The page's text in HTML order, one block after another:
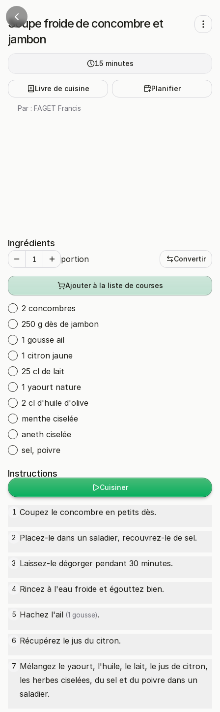
Soupe froide de concombre et
jambon
15 minutes
Livre de cuisine Planifier
Par : FAGET Francis
Ingrédients
portion Convertir
Ajouter à la liste de courses
2 concombres
250 g dès de jambon
1 gousse ail
1 citron jaune
25 cl de lait
1 yaourt nature
2 cl d'huile d'olive
menthe ciselée
aneth ciselée
sel, poivre
Instructions
Cuisiner
1 Coupez le concombre en petits dès.
2 Placez-le dans un saladier, recouvrez-le de sel.
3 Laissez-le dégorger pendant 30 minutes.
4 Rincez à l'eau froide et égouttez bien.
5 Hachez l'ail (1 gousse).
6 Récupérez le jus du citron.
7 Mélangez le yaourt, l'huile, le lait, le jus de citron,
les herbes ciselées, du sel et du poivre dans un
saladier.